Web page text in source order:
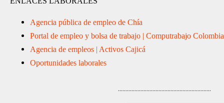
Agencia pública de empleo de Chía
Portal de empleo y bolsa de trabajo | Computrabajo Colombia
Agencia de empleos | Activos Cajicá
Oportunidades laborales
..............................................................